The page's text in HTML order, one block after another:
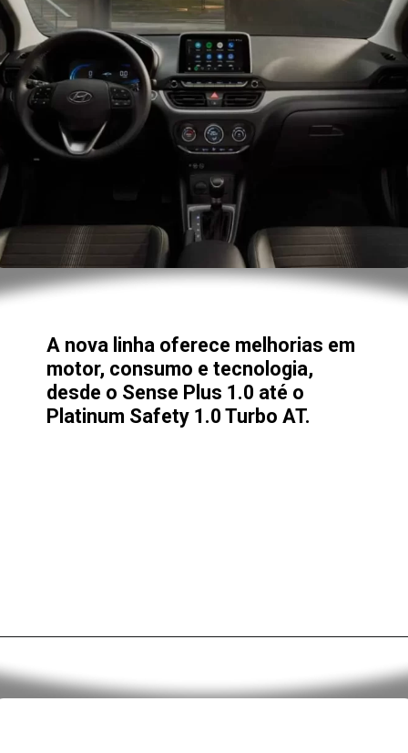
A nova linha oferece melhorias em
motor, consumo e tecnologia,
desde o Sense Plus 1.0 até o
Platinum Safety 1.0 Turbo AT.